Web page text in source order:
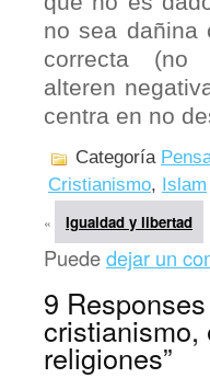
no sea dañina
correcta
alteren
centra en no
Categoría
Cristianismo, Islam
« Igualdad y libertad
Puededejar un
9
cristianismo,
religiones”